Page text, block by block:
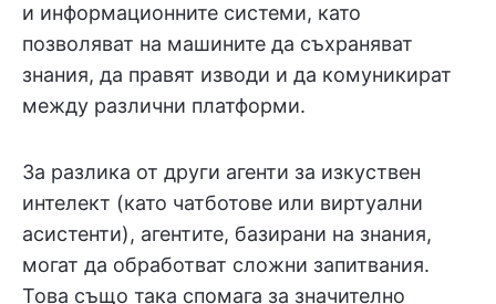
и информационните системи, като
позволяват на машините да съхраняват
знания, да правят изводи и да комуникират
между различни платформи.
За разлика от други агенти за изкуствен
интелект (като чатботове или виртуални
асистенти), агентите, базирани на знания,
могат да обработват сложни запитвания.
Това също така спомага за значително